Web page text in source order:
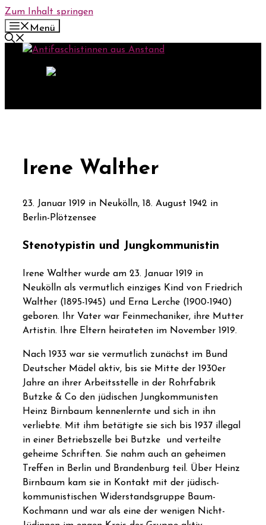
Zum Inhalt springen
Menü
Irene Walther
23. Januar 1919 in Neukölln, 18. August 1942 in
Berlin-Plötzensee
Stenotypistin und Jungkommunistin
Irene Walther wurde am 23. Januar 1919 in
Neukölln als vermutlich einziges Kind von Friedrich
Walther (1895-1945) und Erna Lerche (1900-1940)
geboren. Ihr Vater war Feinmechaniker, ihre Mutter
Artistin. Ihre Eltern heirateten im November 1919.
Nach 1933 war sie vermutlich zunächst im Bund
Deutscher Mädel aktiv, bis sie Mitte der 1930er
Jahre an ihrer Arbeitsstelle in der Rohrfabrik
Butzke & Co den jüdischen Jungkommunisten
Heinz Birnbaum kennenlernte und sich in ihn
verliebte. Mit ihm betätigte sie sich bis 1937 illegal
in einer Betriebszelle bei Butzke
und verteilte
geheime Schriften. Sie nahm auch an geheimen
Treffen in Berlin und Brandenburg teil. Über Heinz
Birnbaum kam sie in Kontakt mit der jüdisch-
kommunistischen Widerstandsgruppe Baum-
Kochmann und war als eine der wenigen Nicht-